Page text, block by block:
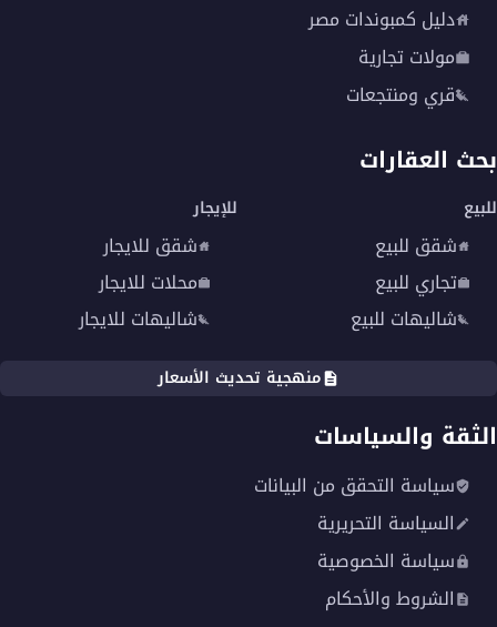
دليل كمبوندات مصر
مولات تجارية
قري ومنتجعات
بحث العقارات
للبيع
شقق للبيع
تجاري للبيع
شاليهات للبيع
للإيجار
شقق للايجار
محلات للايجار
شاليهات للايجار
منهجية تحديث الأسعار
الثقة والسياسات
سياسة التحقق من البيانات
السياسة التحريرية
سياسة الخصوصية
الشروط والأحكام